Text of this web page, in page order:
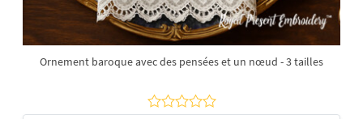
Ornement baroque avec des pensées et un nœud - 3 tailles